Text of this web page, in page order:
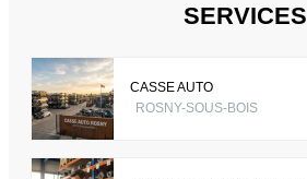
SERVICES
CASSE AUTO
ROSNY-SOUS-BOIS